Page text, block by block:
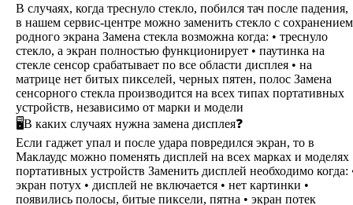
В случаях, когда треснуло стекло, побился тач после падения,
в нашем сервис-центре можно заменить стекло с сохранением
родного экрана Замена стекла возможна когда: • треснуло
стекло, а экран полностью функционирует • паутинка на
стекле сенсор срабатывает по все области дисплея • на
матрице нет битых пикселей, черных пятен, полос Замена
сенсорного стекла производится на всех типах портативных
устройств, независимо от марки и модели
🖥В каких случаях нужна замена дисплея❓
Если гаджет упал и после удара повредился экран, то в
Маклаудс можно поменять дисплей на всех марках и моделях
портативных устройств Заменить дисплей необходимо когда:
экран потух • дисплей не включается • нет картинки •
появились полосы, битые пиксели, пятна • экран потек